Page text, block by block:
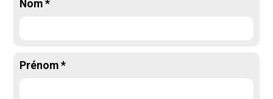
Nom *
Prénom *